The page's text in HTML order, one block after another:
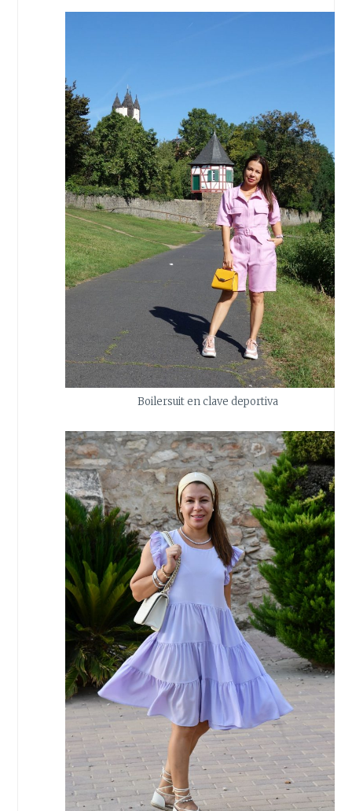
Boilersuit en clave deportiva